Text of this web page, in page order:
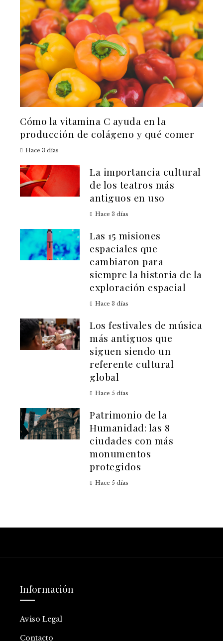
Cómo la vitamina C ayuda en la
producción de colágeno y qué comer
Hace 3 días
La importancia cultural
de los teatros más
antiguos en uso
Hace 3 días
Las 15 misiones
espaciales que
cambiaron para
siempre la historia de la
exploración espacial
Hace 3 días
Los festivales de música
más antiguos que
siguen siendo un
referente cultural
global
Hace 5 días
Patrimonio de la
Humanidad: las 8
ciudades con más
monumentos
protegidos
Hace 5 días
Información
Aviso Legal
Contacto